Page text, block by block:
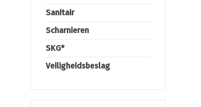
Sanitair
Scharnieren
SKG*
Veiligheidsbeslag